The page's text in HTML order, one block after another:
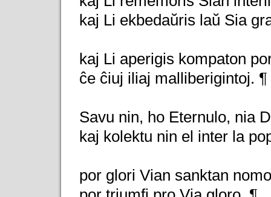
kaj Li ekbedaŭris laŭ Sia
kaj Li aperigis kompaton
ĉe ĉiuj iliaj malliberigintoj. ¶
Savu nin, ho Eternulo, nia
kaj kolektu nin el inter la
por glori Vian sanktan